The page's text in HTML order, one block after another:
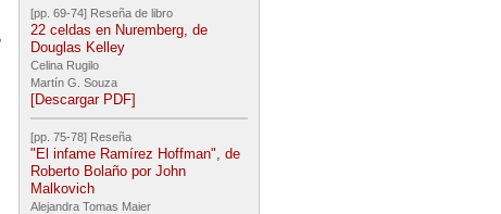
[pp. 69-74] Reseña de libro
22 celdas en Nuremberg, de
Douglas Kelley
Celina Rugilo
Martín G. Souza
[Descargar PDF]
[pp. 75-78] Reseña
"El infame Ramírez Hoffman", de
Roberto Bolaño por John
Malkovich
Alejandra Tomas Maier